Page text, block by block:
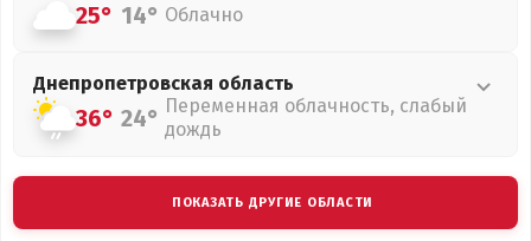
25° 14° Облачно
Днепропетровская область
36° 24° Переменная облачность, слабый
дождь
ПОКАЗАТЬ ДРУГИЕ ОБЛАСТИ